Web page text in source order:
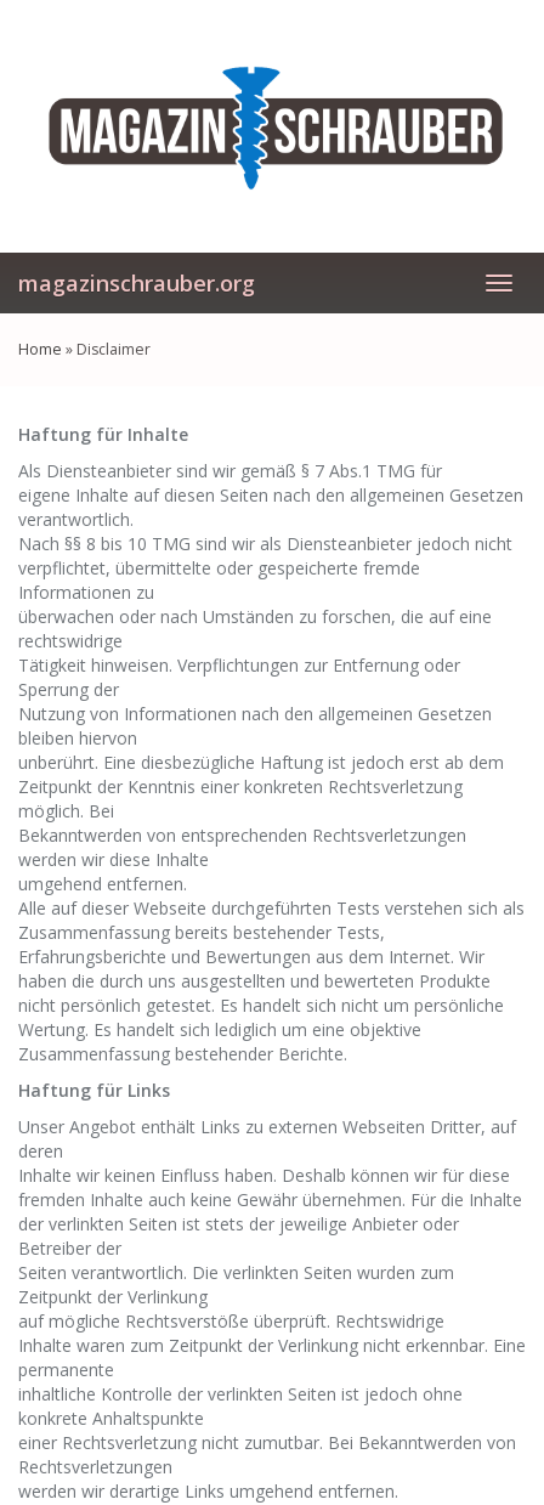
magazinschrauber.org
Home » Disclaimer
Haftung für Inhalte
Als Diensteanbieter sind wir gemäß § 7 Abs.1 TMG für
eigene Inhalte auf diesen Seiten nach den allgemeinen Gesetzen
verantwortlich.
Nach §§ 8 bis 10 TMG sind wir als Diensteanbieter jedoch nicht
verpflichtet, übermittelte oder gespeicherte fremde
Informationen zu
überwachen oder nach Umständen zu forschen, die auf eine
rechtswidrige
Tätigkeit hinweisen. Verpflichtungen zur Entfernung oder
Sperrung der
Nutzung von Informationen nach den allgemeinen Gesetzen
bleiben hiervon
unberührt. Eine diesbezügliche Haftung ist jedoch erst ab dem
Zeitpunkt der Kenntnis einer konkreten Rechtsverletzung
möglich. Bei
Bekanntwerden von entsprechenden Rechtsverletzungen
werden wir diese Inhalte
umgehend entfernen.
Alle auf dieser Webseite durchgeführten Tests verstehen sich als
Zusammenfassung bereits bestehender Tests,
Erfahrungsberichte und Bewertungen aus dem Internet. Wir
haben die durch uns ausgestellten und bewerteten Produkte
nicht persönlich getestet. Es handelt sich nicht um persönliche
Wertung. Es handelt sich lediglich um eine objektive
Zusammenfassung bestehender Berichte.
Haftung für Links
Unser Angebot enthält Links zu externen Webseiten Dritter, auf
deren
Inhalte wir keinen Einfluss haben. Deshalb können wir für diese
fremden Inhalte auch keine Gewähr übernehmen. Für die Inhalte
der verlinkten Seiten ist stets der jeweilige Anbieter oder
Betreiber der
Seiten verantwortlich. Die verlinkten Seiten wurden zum
Zeitpunkt der Verlinkung
auf mögliche Rechtsverstöße überprüft. Rechtswidrige
Inhalte waren zum Zeitpunkt der Verlinkung nicht erkennbar. Eine
permanente
inhaltliche Kontrolle der verlinkten Seiten ist jedoch ohne
konkrete Anhaltspunkte
einer Rechtsverletzung nicht zumutbar. Bei Bekanntwerden von
Rechtsverletzungen
werden wir derartige Links umgehend entfernen.